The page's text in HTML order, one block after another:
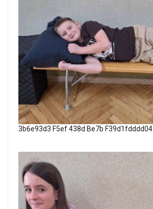
3b6e93d3 F5ef 438d Be7b F39d1fdddd04